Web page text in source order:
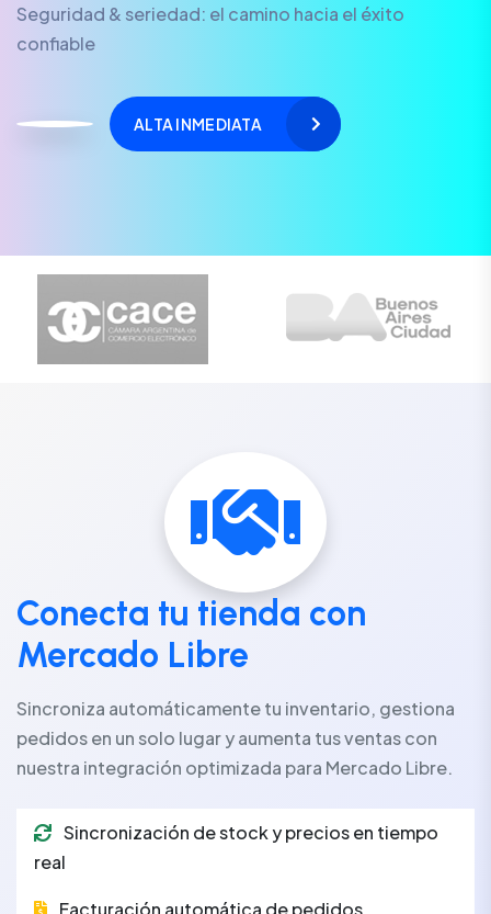
Seguridad & seriedad: el camino hacia el éxito
confiable
ALTA INMEDIATA
Conecta tu tienda con
Mercado Libre
Sincroniza automáticamente tu inventario, gestiona
pedidos en un solo lugar y aumenta tus ventas con
nuestra integración optimizada para Mercado Libre.
Sincronización de stock y precios en tiempo
real